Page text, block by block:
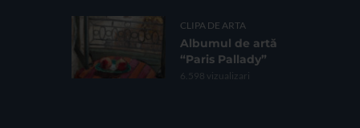
CLIPA DE ARTA
Albumul de artă
“Paris Pallady”
6.598 vizualizari